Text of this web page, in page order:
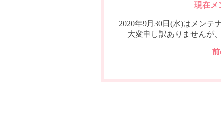
現在メ
2020年9月30日(水)はメンテ
大変申し訳ありませんが
前